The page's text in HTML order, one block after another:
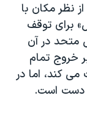
نظر مکان با
برای توقف
متحد در آن
خروج تمام
طی ۲۱ روز نظارت می کند، اما در
دست است.